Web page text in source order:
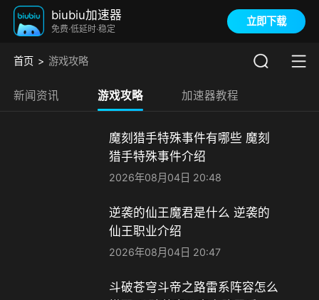
biubiu加速器
免费·低延时·稳定
立即下载
首页 游戏攻略
新闻资讯 游戏攻略 加速器教程
魔刻猎手特殊事件有哪些 魔刻
猎手特殊事件介绍
2026年08月04日 20:48
逆袭的仙王魔君是什么 逆袭的
仙王职业介绍
2026年08月04日 20:47
斗破苍穹斗帝之路雷系阵容怎么